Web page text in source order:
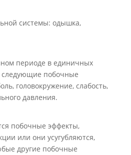
системы: одышка,
периоде в единичных
следующие побочные
головокружение, слабость,
давления.
побочные эффекты,
или они усугубляются,
другие побочные